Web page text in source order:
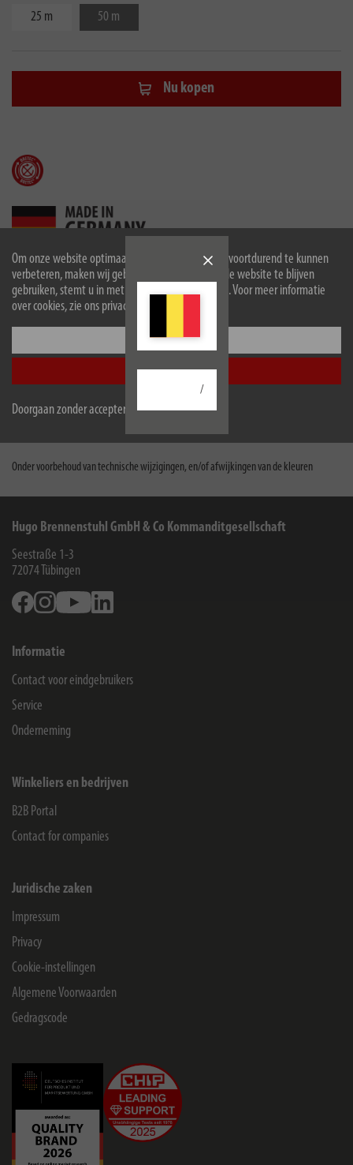
Om onze website optimaal voor u in te richten en voortdurend te kunnen
verbeteren, maken wij gebruik van cookies. Door de website te blijven
gebruiken, stemt u in met het gebruik van cookies. Voor meer informatie
over cookies, zie ons privacybeleid.
Configureer
Accepteer alle
Doorgaan zonder accepteren
/
25 m 50 m
Nu kopen
Beschrijving
Toebehoren
Onder voorbehoud van technische wijzigingen, en/of afwijkingen van de kleuren
Hugo Brennenstuhl GmbH & Co Kommanditgesellschaft
Seestraße 1-3
72074 Tübingen
FacebookInstagramYoutube
Informatie
Contact voor eindgebruikers
Service
Onderneming
Winkeliers en bedrijven
B2B Portal
Contact for companies
Juridische zaken
Impressum
Privacy
Cookie-instellingen
Algemene Voorwaarden
Gedragscode